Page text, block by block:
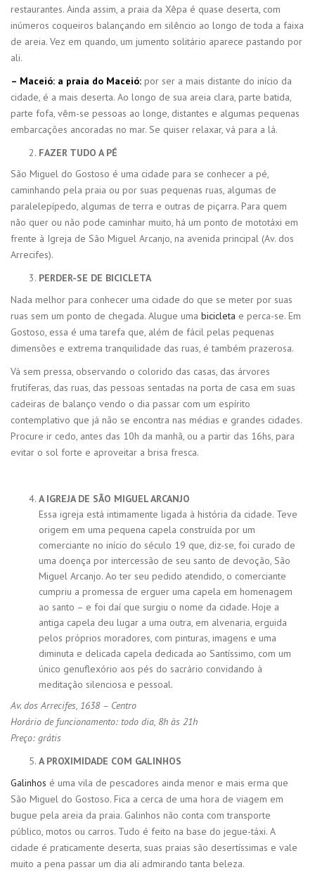
restaurantes. Ainda assim, a praia da Xêpa é quase deserta, com
inúmeros coqueiros balançando em silêncio ao longo de toda a faixa
de areia. Vez em quando, um jumento solitário aparece pastando por
ali.
– Maceió: a praia do Maceió: por ser a mais distante do início da
cidade, é a mais deserta. Ao longo de sua areia clara, parte batida,
parte fofa, vêm-se pessoas ao longe, distantes e algumas pequenas
embarcações ancoradas no mar. Se quiser relaxar, vá para a lá.
FAZER TUDO A PÉ
São Miguel do Gostoso é uma cidade para se conhecer a pé,
caminhando pela praia ou por suas pequenas ruas, algumas de
paralelepípedo, algumas de terra e outras de piçarra. Para quem
não quer ou não pode caminhar muito, há um ponto de mototáxi em
frente à Igreja de São Miguel Arcanjo, na avenida principal (Av. dos
Arrecifes).
PERDER-SE DE BICICLETA
Nada melhor para conhecer uma cidade do que se meter por suas
ruas sem um ponto de chegada. Alugue uma bicicleta e perca-se. Em
Gostoso, essa é uma tarefa que, além de fácil pelas pequenas
dimensões e extrema tranquilidade das ruas, é também prazerosa.
Vá sem pressa, observando o colorido das casas, das árvores
frutíferas, das ruas, das pessoas sentadas na porta de casa em suas
cadeiras de balanço vendo o dia passar com um espírito
contemplativo que já não se encontra nas médias e grandes cidades.
Procure ir cedo, antes das 10h da manhã, ou a partir das 16hs, para
evitar o sol forte e aproveitar a brisa fresca.
A IGREJA DE SÃO MIGUEL ARCANJO
Essa igreja está intimamente ligada à história da cidade. Teve
origem em uma pequena capela construída por um
comerciante no início do século 19 que, diz-se, foi curado de
uma doença por intercessão de seu santo de devoção, São
Miguel Arcanjo. Ao ter seu pedido atendido, o comerciante
cumpriu a promessa de erguer uma capela em homenagem
ao santo – e foi daí que surgiu o nome da cidade. Hoje a
antiga capela deu lugar a uma outra, em alvenaria, erguida
pelos próprios moradores, com pinturas, imagens e uma
diminuta e delicada capela dedicada ao Santíssimo, com um
único genuflexório aos pés do sacrário convidando à
meditação silenciosa e pessoal.
Av. dos Arrecifes, 1638 – Centro
Horário de funcionamento: todo dia, 8h às 21h
Preço: grátis
A PROXIMIDADE COM GALINHOS
Galinhos é uma vila de pescadores ainda menor e mais erma que
São Miguel do Gostoso. Fica a cerca de uma hora de viagem em
bugue pela areia da praia. Galinhos não conta com transporte
público, motos ou carros. Tudo é feito na base do jegue-táxi. A
cidade é praticamente deserta, suas praias são desertíssimas e vale
muito a pena passar um dia ali admirando tanta beleza.